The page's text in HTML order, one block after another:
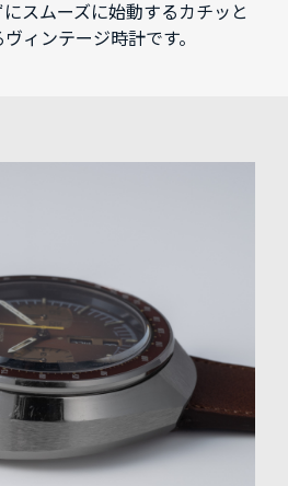
スムーズに始動するカチッと
ィンテージ時計です。